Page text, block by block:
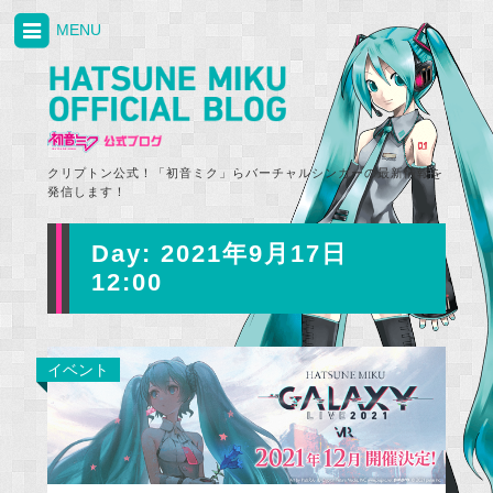
クリプトン公式！「初音ミク」らバーチャルシンガーの最新情報を
発信します！
MENU
Day: 2021年9月17日
12:00
イベント